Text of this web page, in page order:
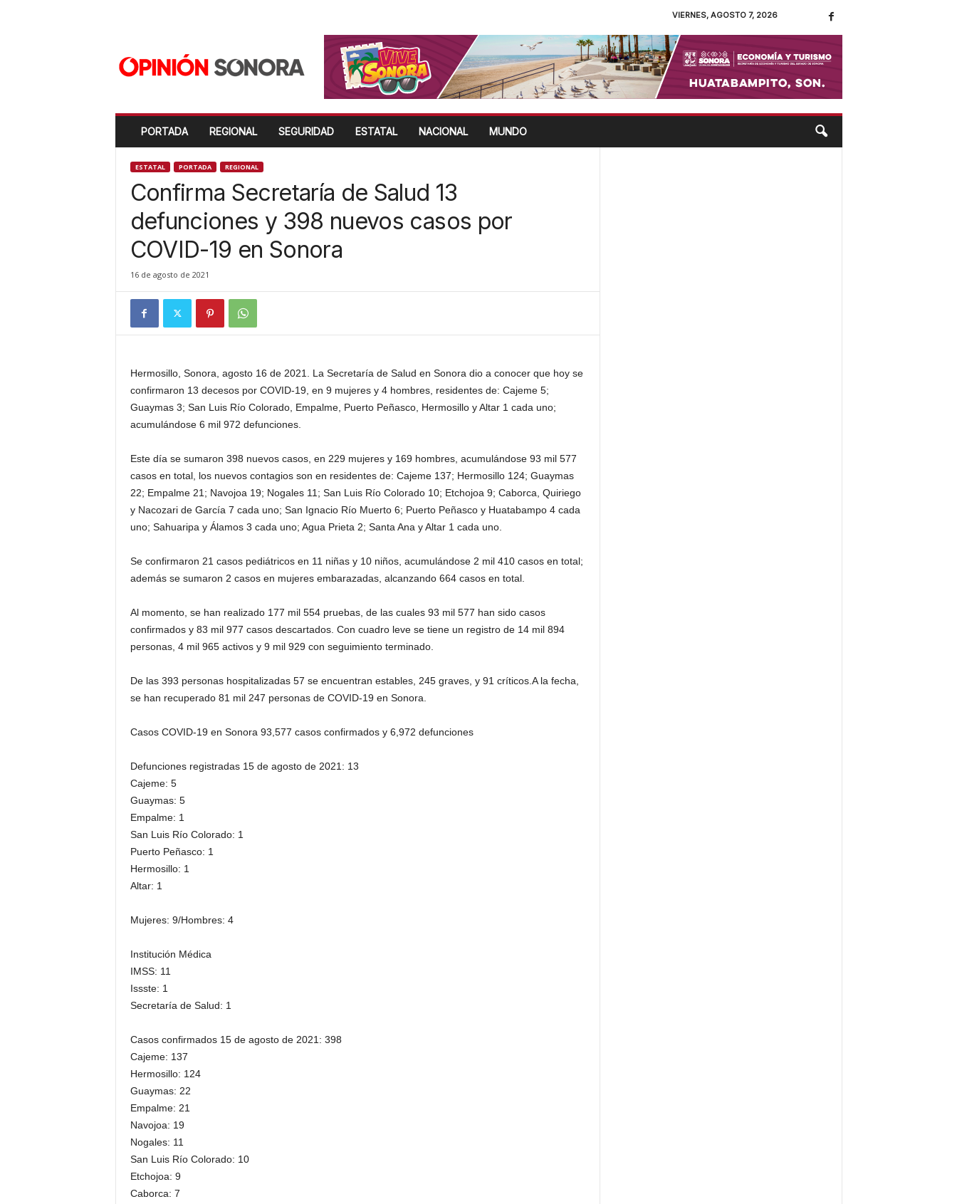
VIERNES, AGOSTO 7, 2026
PORTADA REGIONAL SEGURIDAD ESTATAL NACIONAL MUNDO
ESTATAL PORTADA REGIONAL
Confirma Secretaría de Salud 13
defunciones y 398 nuevos casos por
COVID-19 en Sonora
16 de agosto de 2021
Hermosillo, Sonora, agosto 16 de 2021. La Secretaría de Salud en Sonora dio a conocer que hoy se
confirmaron 13 decesos por COVID-19, en 9 mujeres y 4 hombres, residentes de: Cajeme 5;
Guaymas 3; San Luis Río Colorado, Empalme, Puerto Peñasco, Hermosillo y Altar 1 cada uno;
acumulándose 6 mil 972 defunciones.
Este día se sumaron 398 nuevos casos, en 229 mujeres y 169 hombres, acumulándose 93 mil 577
casos en total, los nuevos contagios son en residentes de: Cajeme 137; Hermosillo 124; Guaymas
22; Empalme 21; Navojoa 19; Nogales 11; San Luis Río Colorado 10; Etchojoa 9; Caborca, Quiriego
y Nacozari de García 7 cada uno; San Ignacio Río Muerto 6; Puerto Peñasco y Huatabampo 4 cada
uno; Sahuaripa y Álamos 3 cada uno; Agua Prieta 2; Santa Ana y Altar 1 cada uno.
Se confirmaron 21 casos pediátricos en 11 niñas y 10 niños, acumulándose 2 mil 410 casos en total;
además se sumaron 2 casos en mujeres embarazadas, alcanzando 664 casos en total.
Al momento, se han realizado 177 mil 554 pruebas, de las cuales 93 mil 577 han sido casos
confirmados y 83 mil 977 casos descartados. Con cuadro leve se tiene un registro de 14 mil 894
personas, 4 mil 965 activos y 9 mil 929 con seguimiento terminado.
De las 393 personas hospitalizadas 57 se encuentran estables, 245 graves, y 91 críticos.A la fecha,
se han recuperado 81 mil 247 personas de COVID-19 en Sonora.
Casos COVID-19 en Sonora 93,577 casos confirmados y 6,972 defunciones
Defunciones registradas 15 de agosto de 2021: 13
Cajeme: 5
Guaymas: 5
Empalme: 1
San Luis Río Colorado: 1
Puerto Peñasco: 1
Hermosillo: 1
Altar: 1
Mujeres: 9/Hombres: 4
Institución Médica
IMSS: 11
Issste: 1
Secretaría de Salud: 1
Casos confirmados 15 de agosto de 2021: 398
Cajeme: 137
Hermosillo: 124
Guaymas: 22
Empalme: 21
Navojoa: 19
Nogales: 11
San Luis Río Colorado: 10
Etchojoa: 9
Caborca: 7